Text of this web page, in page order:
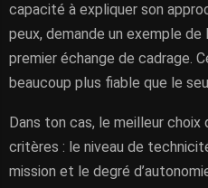
capacité à expliquer son
peux, demande un exemple de
premier échange de cadrage.
beaucoup plus fiable que le
Dans ton cas, le meilleur
critères : le niveau de
mission et le degré